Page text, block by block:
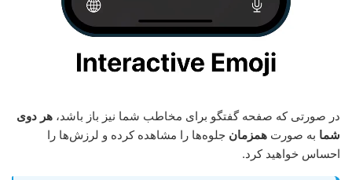
در صورتی که صفحه گفتگو برای مخاطب شما نیز باز باشد، هر دوی
شما به صورت همزمان جلوه‌ها را مشاهده کرده و لرزش‌ها را
احساس خواهید کرد.